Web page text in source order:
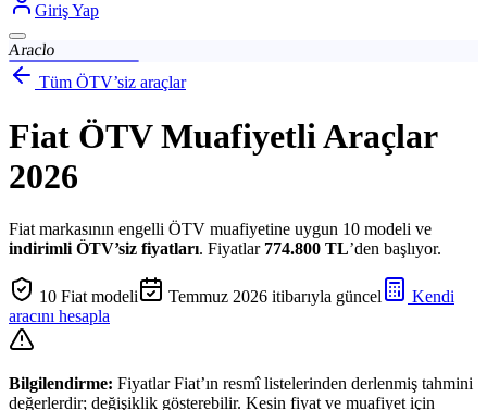
Giriş Yap
Araclo
Tüm ÖTV’siz araçlar
Fiat ÖTV Muafiyetli Araçlar
2026
Fiat markasının engelli ÖTV muafiyetine uygun 10 modeli ve
indirimli ÖTV’siz fiyatları. Fiyatlar 774.800 TL’den başlıyor.
10 Fiat modeli Temmuz 2026 itibarıyla güncel
Kendi
aracını hesapla
Bilgilendirme: FiyatlarFiat’ın resmî listelerinden derlenmiş tahmini
değerlerdir; değişiklik gösterebilir. Kesin fiyat ve muafiyet için